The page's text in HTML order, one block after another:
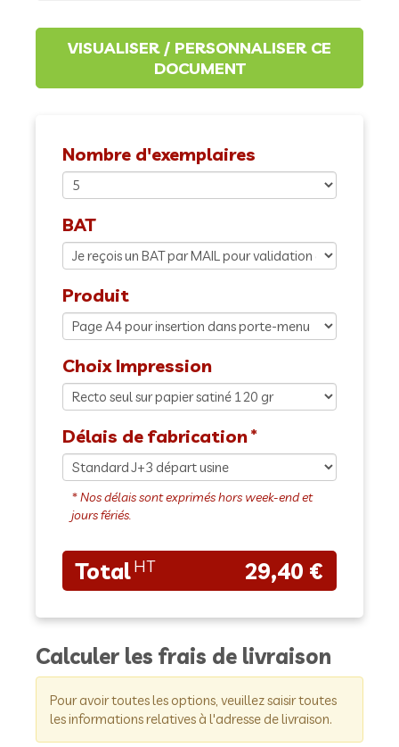
Nombre d'exemplaires
BAT
Produit
Choix Impression
Délais de fabrication
29,40 €
Calculer les frais de livraison
Pour avoir toutes les options, veuillez saisir toutes
les informations relatives à l'adresse de livraison.